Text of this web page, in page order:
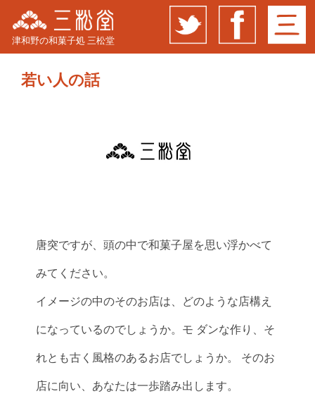
津和野の和菓子処 三松堂
若い人の話
唐突ですが、頭の中で和菓子屋を思い浮かべて
みてください。
イメージの中のそのお店は、どのような店構え
になっているのでしょうか。モ ダンな作り、そ
れとも古く風格のあるお店でしょうか。 そのお
店に向い、あなたは一歩踏み出します。